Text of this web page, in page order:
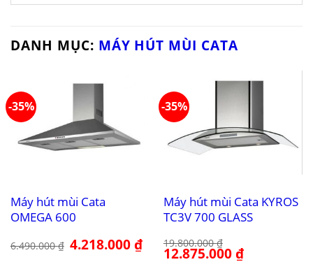
DANH MỤC: MÁY HÚT MÙI CATA
-35%
Máy hút mùi Cata
OMEGA 600
6.490.000₫ Giá
gốc
4.218.000₫Giá
hiện
-35%
Máy hút mùi Cata KYROS
TC3V 700 GLASS
19.800.000₫
Giá
gốc
12.875.000₫Giá
hiện